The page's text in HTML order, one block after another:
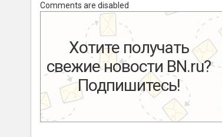
Comments are disabled
Хотите получать
свежие новости BN.ru?
Подпишитесь!